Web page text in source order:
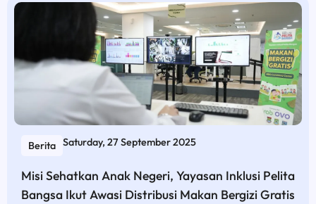
Berita Saturday, 27 September 2025
Misi Sehatkan Anak Negeri, Yayasan Inklusi Pelita
Bangsa Ikut Awasi Distribusi Makan Bergizi Gratis